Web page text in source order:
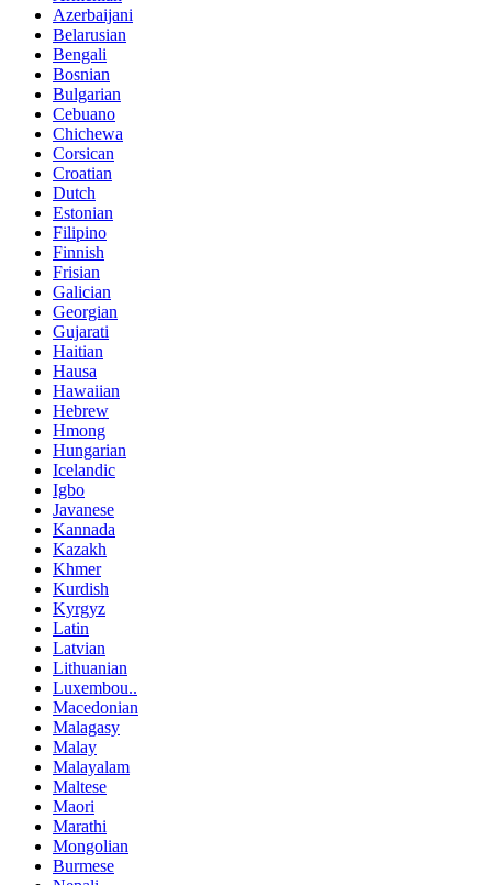
Azerbaijani
Belarusian
Bengali
Bosnian
Bulgarian
Cebuano
Chichewa
Corsican
Croatian
Dutch
Estonian
Filipino
Finnish
Frisian
Galician
Georgian
Gujarati
Haitian
Hausa
Hawaiian
Hebrew
Hmong
Hungarian
Icelandic
Igbo
Javanese
Kannada
Kazakh
Khmer
Kurdish
Kyrgyz
Latin
Latvian
Lithuanian
Luxembou..
Macedonian
Malagasy
Malay
Malayalam
Maltese
Maori
Marathi
Mongolian
Burmese